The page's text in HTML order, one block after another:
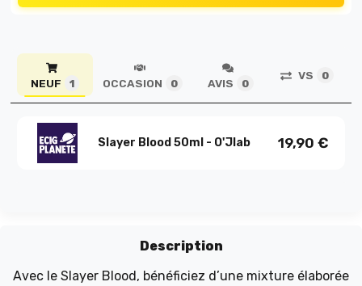
NEUF 1 OCCASION 0 AVIS 0
VS 0
Slayer Blood 50ml - O'Jlab 19,90 €
Description
Avec le Slayer Blood, bénéficiez d’une mixture élaborée